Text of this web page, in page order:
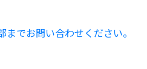
でお問い合わせください。